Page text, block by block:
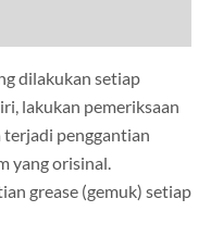
dilakukan setiap
lakukan pemeriksaan
terjadi penggantian
yang orisinal.
grease (gemuk) setiap